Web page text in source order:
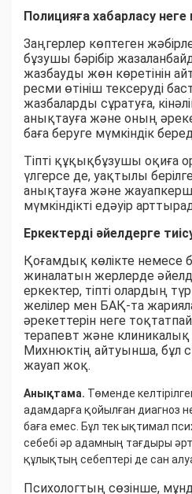
Полицияға хабарласу
Заңгерлер көптеген
бұзушы бәрібір
жазбауды жөн көретінін
ресми өтініш тексеруді
жазбаларды сұратуға,
анықтауға және оның
баға беруге мүмкіндік
Тіпті құқықбұзушы оқиға
үлгерсе де, уақтылы
анықтауға және
мүмкіндікті едәуір
Еркектерді әйелдерге
Қоғамдық көлікте немесе
жиналатын жерлерде
еркектер, тіпті олардың
желілер мен БАҚ-та
әрекеттерін неге
терапевт және клиникалық
Михнюктің айтуынша, бұл
жауап жоқ.
Анықтама. Төменде
адамдарға қойылған диагноз
баға емес. Бұл тек ықтимал
себебі әр адамның тағдыры
құлықтың себептері де сан
Психологтың сөзінше,